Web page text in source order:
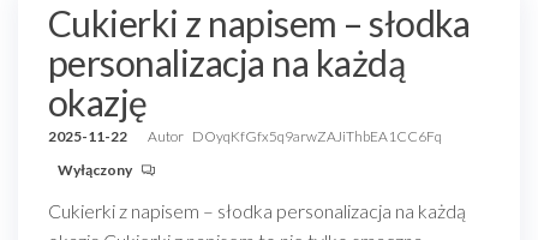
Cukierki z napisem – słodka
personalizacja na każdą
okazję
2025-11-22 Autor DOyqKfGfx5q9arwZAJiThbEA1CC6Fq
Wyłączony
Cukierki z napisem – słodka personalizacja na każdą